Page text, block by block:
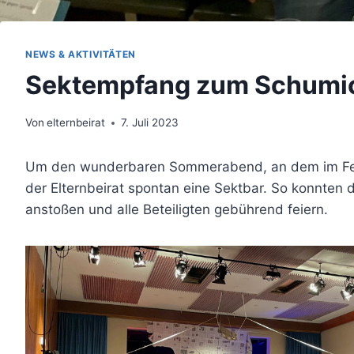
NEWS & AKTIVITÄTEN
Sektempfang zum
Von elternbeirat 7. Juli 2023
Um den wunderbaren Sommerabend, an dem im
der Elternbeirat spontan eine Sektbar. So konnten
anstoßen und alle Beteiligten gebührend feiern.